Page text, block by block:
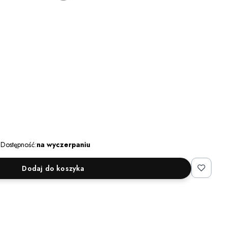
Dostępność:na wyczerpaniu
Dodaj do koszyka